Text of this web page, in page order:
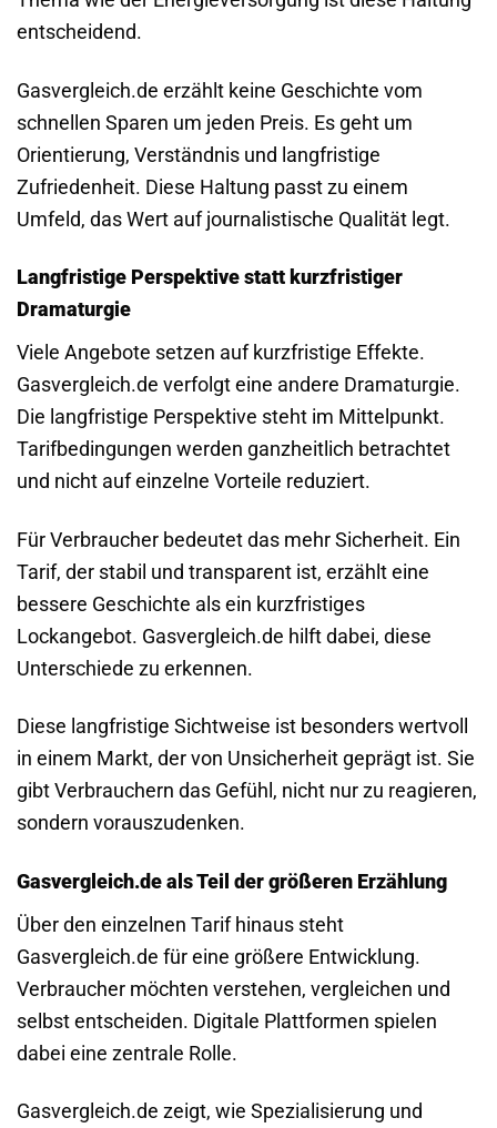
entscheidend.
Gasvergleich.de erzählt keine Geschichte vom
schnellen Sparen um jeden Preis. Es geht um
Orientierung, Verständnis und langfristige
Zufriedenheit. Diese Haltung passt zu einem
Umfeld, das Wert auf journalistische Qualität legt.
Langfristige Perspektive statt kurzfristiger
Dramaturgie
Viele Angebote setzen auf kurzfristige Effekte.
Gasvergleich.de verfolgt eine andere Dramaturgie.
Die langfristige Perspektive steht im Mittelpunkt.
Tarifbedingungen werden ganzheitlich betrachtet
und nicht auf einzelne Vorteile reduziert.
Für Verbraucher bedeutet das mehr Sicherheit. Ein
Tarif, der stabil und transparent ist, erzählt eine
bessere Geschichte als ein kurzfristiges
Lockangebot. Gasvergleich.de hilft dabei, diese
Unterschiede zu erkennen.
Diese langfristige Sichtweise ist besonders wertvoll
in einem Markt, der von Unsicherheit geprägt ist. Sie
gibt Verbrauchern das Gefühl, nicht nur zu reagieren,
sondern vorauszudenken.
Gasvergleich.de als Teil der größeren Erzählung
Über den einzelnen Tarif hinaus steht
Gasvergleich.de für eine größere Entwicklung.
Verbraucher möchten verstehen, vergleichen und
selbst entscheiden. Digitale Plattformen spielen
dabei eine zentrale Rolle.
Gasvergleich.de zeigt, wie Spezialisierung und